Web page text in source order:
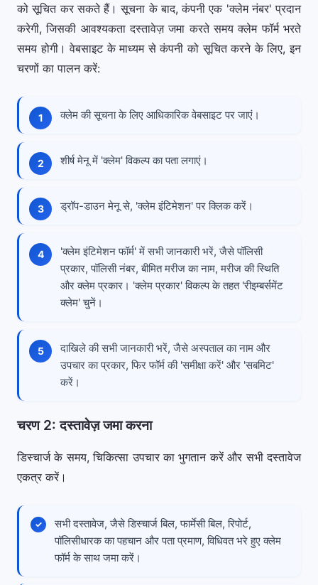
को सूचित कर सकते हैं। सूचना के बाद, कंपनी एक 'क्लेम नंबर' प्रदान
करेगी, जिसकी आवश्यकता दस्तावेज़ जमा करते समय क्लेम फॉर्म भरते
समय होगी। वेबसाइट के माध्यम से कंपनी को सूचित करने के लिए, इन
चरणों का पालन करें:
क्लेम की सूचना के लिए आधिकारिक वेबसाइट पर जाएं।
शीर्ष मेनू में 'क्लेम' विकल्प का पता लगाएं।
ड्रॉप-डाउन मेनू से, 'क्लेम इंटिमेशन' पर क्लिक करें।
'क्लेम इंटिमेशन फॉर्म' में सभी जानकारी भरें, जैसे पॉलिसी
प्रकार, पॉलिसी नंबर, बीमित मरीज का नाम, मरीज की स्थिति
और क्लेम प्रकार। 'क्लेम प्रकार' विकल्प के तहत 'रीइम्बर्समेंट
क्लेम' चुनें।
दाखिले की सभी जानकारी भरें, जैसे अस्पताल का नाम और
उपचार का प्रकार, फिर फॉर्म की 'समीक्षा करें' और 'सबमिट'
करें।
चरण 2: दस्तावेज़ जमा करना
डिस्चार्ज के समय, चिकित्सा उपचार का भुगतान करें और सभी दस्तावेज
एकत्र करें।
सभी दस्तावेज, जैसे डिस्चार्ज बिल, फार्मेसी बिल, रिपोर्ट,
पॉलिसीधारक का पहचान और पता प्रमाण, विधिवत भरे हुए क्लेम
फॉर्म के साथ जमा करें।